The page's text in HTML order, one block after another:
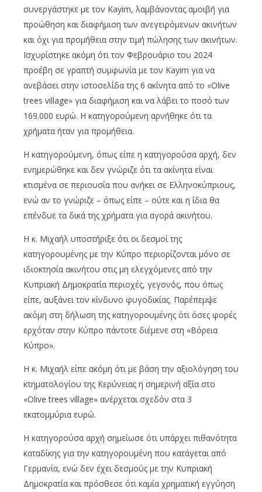
συνεργάστηκε με τον Kayim, λαμβάνοντας αμοιβή για
προώθηση και διαφήμιση των ανεγειρόμενων ακινήτων
και όχι για προμήθεια στην τιμή πώλησης των ακινήτων.
Ισχυρίστηκε ακόμη ότι τον Φεβρουάριο του 2024
προέβη σε γραπτή συμφωνία με τον Kayim για να
ανεβάσει στην ιστοσελίδα της 6 ακίνητα από το «Olive
trees village» για διαφήμιση και να λάβει το ποσό των
169.000 ευρώ. Η κατηγορούμενη αρνήθηκε ότι τα
χρήματα ήταν για προμήθεια.
Η κατηγορούμενη, όπως είπε η κατηγορούσα αρχή, δεν
ενημερώθηκε και δεν γνώριζε ότι τα ακίνητα είναι
κτισμένα σε περιουσία που ανήκει σε Ελληνοκύπριους,
ενώ αν το γνώριζε – όπως είπε – ούτε και η ίδια θα
επένδυε τα δικά της χρήματα για αγορά ακινήτου.
Η κ. Μιχαήλ υποστήριξε ότι οι δεσμοί της
κατηγορουμένης με την Κύπρο περιορίζονται μόνο σε
ιδιοκτησία ακινήτου στις μη ελεγχόμενες από την
Κυπριακή Δημοκρατία περιοχές, γεγονός, που όπως
είπε, αυξάνει τον κίνδυνο φυγοδικίας. Παρέπεμψε
ακόμη στη δήλωση της κατηγορουμένης ότι όσες φορές
ερχόταν στην Κύπρο πάντοτε διέμενε στη «Βόρεια
Κύπρο».
Η κ. Μιχαήλ είπε ακόμη ότι με βάση την αξιολόγηση του
κτηματολογίου της Κερύνειας η σημερινή αξία στο
«Olive trees village» ανέρχεται σχεδόν στα 3
εκατομμύρια ευρώ.
Η κατηγορούσα αρχή σημείωσε ότι υπάρχει πιθανότητα
καταδίκης για την κατηγορουμένη που κατάγεται από
Γερμανία, ενώ δεν έχει δεσμούς με την Κυπριακή
Δημοκρατία και πρόσθεσε ότι καμία χρηματική εγγύηση